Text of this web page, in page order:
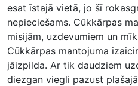
esat īstajā vietā, jo šī
nepieciešams. Cūkkārpas
misijām, uzdevumiem un
Cūkkārpas mantojuma
jāizpilda. Ar tik daudziem
diezgan viegli pazust